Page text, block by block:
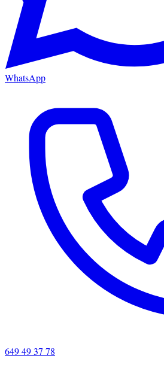
WhatsApp
649 49 37 78